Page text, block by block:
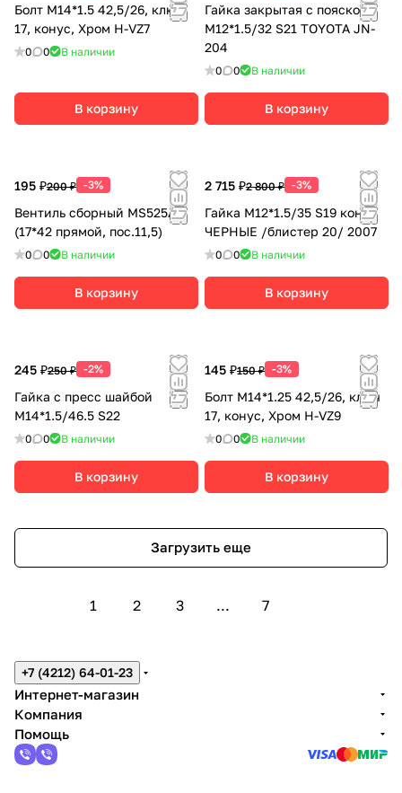
Болт M14*1.5 42,5/26, ключ
17, конус, Хром H-VZ7
0 0 В наличии
В корзину
Гайка закрытая с пояском
М12*1.5/32 S21 TOYOTA JN-
204
0 0 В наличии
В корзину
195 ₽200 ₽ -3%
Вентиль сборный MS525AL
(17*42 прямой, пос.11,5)
0 0 В наличии
В корзину
2 715 ₽2 800 ₽ -3%
Гайка М12*1.5/35 S19 конус
ЧЕРНЫЕ /блистер 20/ 2007
0 0 В наличии
В корзину
245 ₽250 ₽ -2%
Гайка с пресс шайбой
М14*1.5/46.5 S22
0 0 В наличии
В корзину
145 ₽150 ₽ -3%
Болт M14*1.25 42,5/26, ключ
17, конус, Хром H-VZ9
0 0 В наличии
В корзину
Загрузить еще
1 2 3 ... 7
+7 (4212) 64-01-23
Интернет-магазин
Компания
Помощь